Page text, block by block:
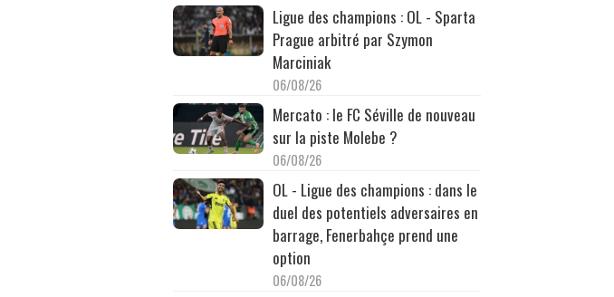
Ligue des champions : OL - Sparta
Prague arbitré par Szymon
Marciniak
06/08/26
Mercato : le FC Séville de nouveau
sur la piste Molebe ?
06/08/26
OL - Ligue des champions : dans le
duel des potentiels adversaires en
barrage, Fenerbahçe prend une
option
06/08/26